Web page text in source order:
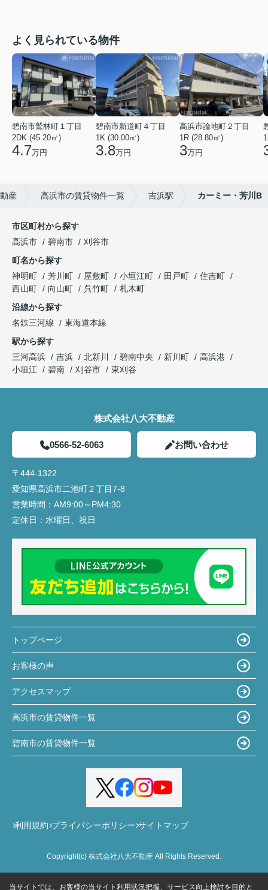
よく見られている物件
碧南市鷲林町１丁目
2DK (45.20㎡)
4.7万円
碧南市新道町４丁目
1K (30.00㎡)
3.8万円
高浜市論地町２丁目
1R (28.80㎡)
3万円
産 高浜市の賃貸物件一覧 吉浜駅 カーミー・芳川B
市区町村から探す
高浜市
碧南市
刈谷市
町名から探す
神明町
芳川町 屋敷町 小垣江町 田戸町
住吉町
西山町
向山町 呉竹町
札木町
沿線から探す
名鉄三河線
東海道本線
駅から探す
三河高浜
吉浜 北新川 碧南中央 新川町
高浜港
小垣江
碧南 刈谷市 東刈谷
株式会社八大不動産
0566-52-6063 お問い合わせ
〒444-1322
愛知県高浜市二池町２丁目7-8
営業時間： AM9:00～PM4:30
定休日： 水曜日、祝日
トップページ
お客様の声
アクセスマップ
高浜市の賃貸物件一覧
碧南市の賃貸物件一覧
利用規約 プライバシーポリシー サイトマップ
Copyright(c) 株式会社八大不動産 All Rights Reserved.
当サイトでは、お客様の当サイト利用状況把握、サービス向上検討を目的と